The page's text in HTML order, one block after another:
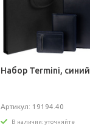
Набор Termini, синий
Артикул: 19194.40
В наличии: уточняйте